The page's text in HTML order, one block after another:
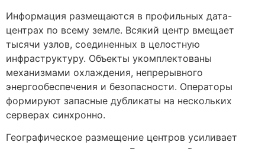
Информация размещаются в профильных дата-
центрах по всему земле. Всякий центр вмещает
тысячи узлов, соединенных в целостную
инфраструктуру. Объекты укомплектованы
механизмами охлаждения, непрерывного
энергообеспечения и безопасности. Операторы
формируют запасные дубликаты на нескольких
серверах синхронно.
Географическое размещение центров усиливает